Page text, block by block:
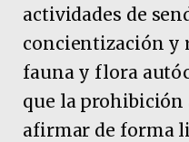
actividades de
concientización y
fauna y flora
que la prohibición
afirmar de forma